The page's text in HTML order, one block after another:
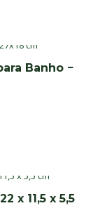
Banho −
x 11,5 x 5,5